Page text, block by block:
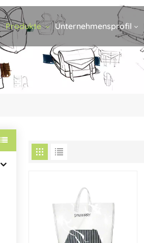
Produkte Unternehmensprofil